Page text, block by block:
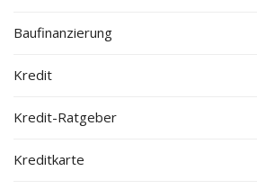
Baufinanzierung
Kredit
Kredit-Ratgeber
Kreditkarte